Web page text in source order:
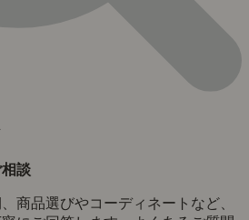
談
商品選びやコーディネートなど、